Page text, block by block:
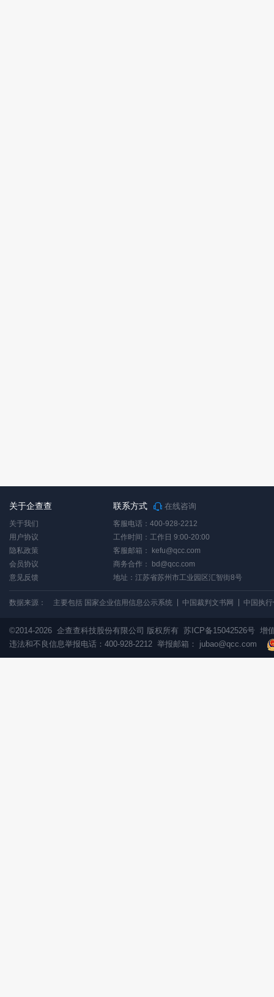
关于企查查
关于我们
用户协议
隐私政策
会员协议
意见反馈
联系方式 在线咨询
客服电话：400-928-2212
工作时间：工作日 9:00-20:00
客服邮箱：
kefu@qcc.com
商务合作：
bd@qcc.com
地址：江苏省苏州市工业园区汇智街8号
数据来源： 主要包括 国家企业信用信息公示系统 中国裁判文书网 中国执
©2014-2026 企查查科技股份有限公司 版权所有 苏ICP备15042526号 增
违法和不良信息举报电话：400-928-2212 举报邮箱： jubao@qcc.com